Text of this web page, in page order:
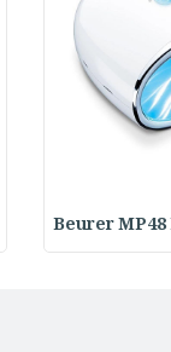
Beurer MP48